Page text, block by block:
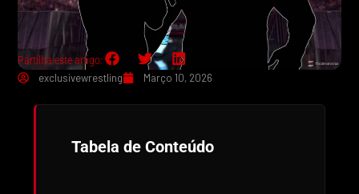
Partilha este artigo:
exclusivewrestling
Março 10, 2026
Tabela de Conteúdo